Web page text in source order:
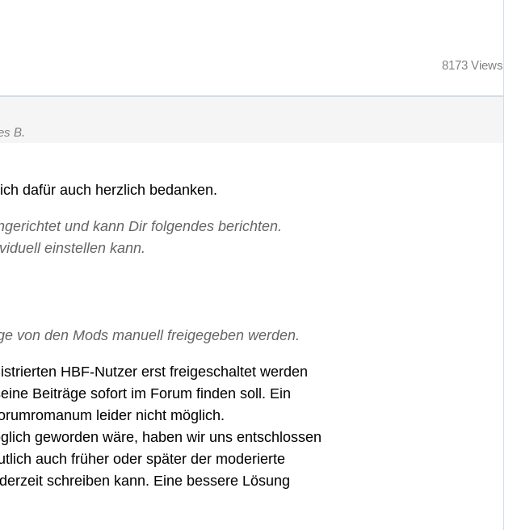
8173 Views
B.
dafür auch herzlich bedanken.
und kann Dir folgendes berichten.
einstellen kann.
von den Mods manuell freigegeben werden.
HBF-Nutzer erst freigeschaltet werden
Beiträge sofort im Forum finden soll. Ein
leider nicht möglich.
geworden wäre, haben wir uns entschlossen
auch früher oder später der moderierte
schreiben kann. Eine bessere Lösung